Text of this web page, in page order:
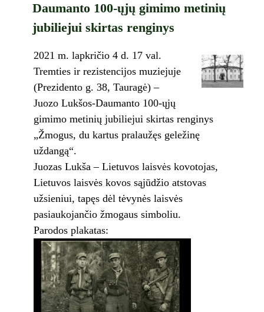
Daumanto 100-ųjų gimimo metinių
jubiliejui skirtas renginys
2021 m. lapkričio 4 d. 17 val.
Tremties ir rezistencijos muziejuje
(Prezidento g. 38, Tauragė) –
Juozo Lukšos-Daumanto 100-ųjų
gimimo metinių jubiliejui skirtas renginys
„Žmogus, du kartus pralaužęs geležinę
uždangą“.
Juozas Lukša – Lietuvos laisvės kovotojas,
Lietuvos laisvės kovos sąjūdžio atstovas
užsieniui, tapęs dėl tėvynės laisvės
pasiaukojančio žmogaus simboliu.
Parodos plakatas: